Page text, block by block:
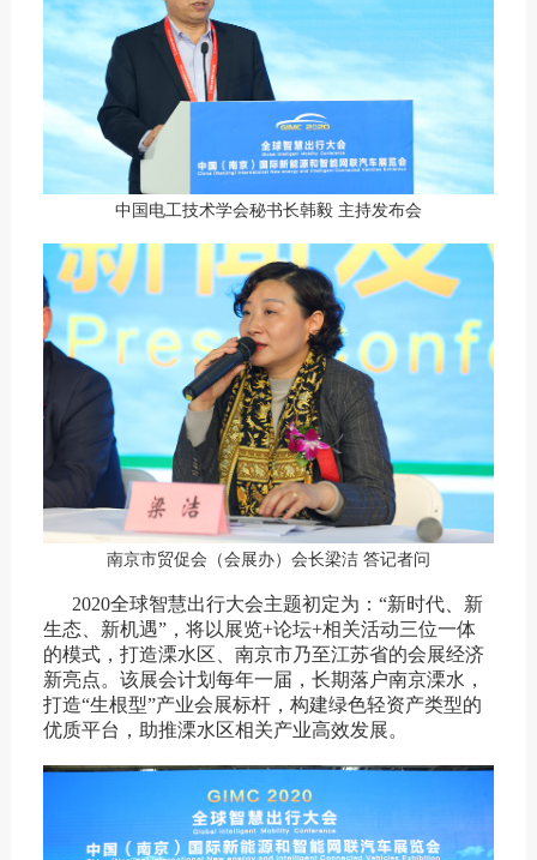
中国电工技术学会秘书长韩毅 主持发布会
南京市贸促会（会展办）会长梁洁 答记者问
2020全球智慧出行大会主题初定为：“新时代、新
生态、新机遇”，将以展览+论坛+相关活动三位一体
的模式，打造溧水区、南京市乃至江苏省的会展经济
新亮点。该展会计划每年一届，长期落户南京溧水，
打造“生根型”产业会展标杆，构建绿色轻资产类型的
优质平台，助推溧水区相关产业高效发展。